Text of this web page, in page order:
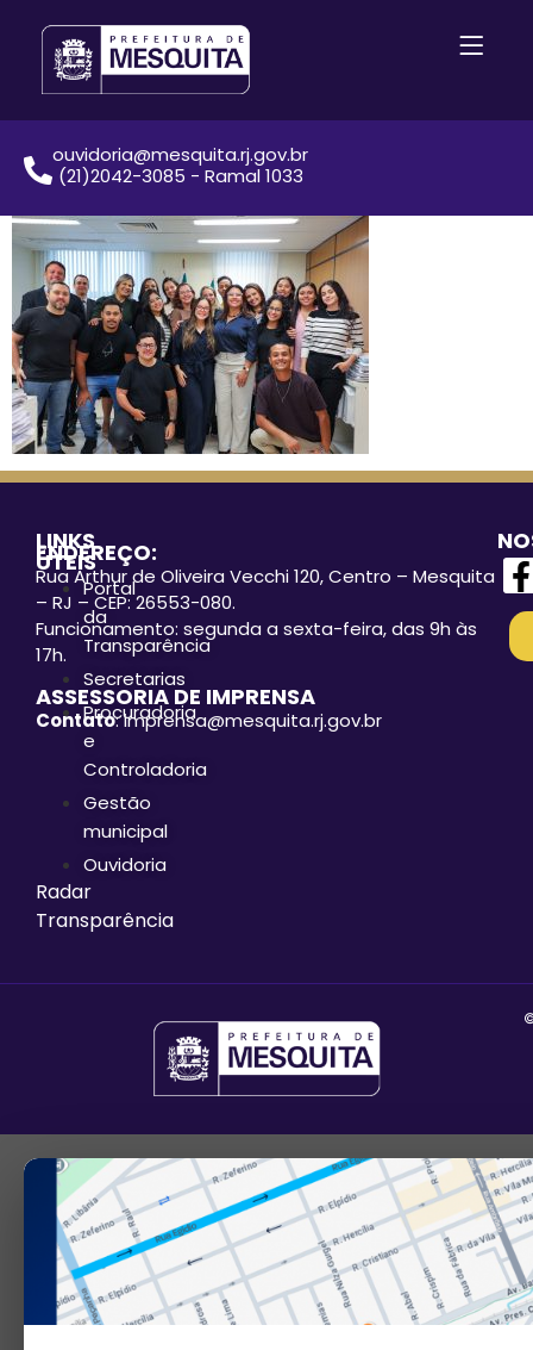
ouvidoria@mesquita.rj.gov.br
(21)2042-3085 - Ramal 1033
LINKS
ÚTEIS
Portal
da
Transparência
Secretarias
Procuradoria
e
Controladoria
Gestão
municipal
Ouvidoria
Radar
Transparência
ENDEREÇO:
Rua Arthur de Oliveira Vecchi 120, Centro – Mesquita
– RJ – CEP: 26553-080.
Funcionamento: segunda a sexta-feira, das 9h às
17h.
ASSESSORIA DE IMPRENSA
Contato: imprensa@mesquita.rj.gov.br